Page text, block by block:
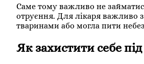
Саме тому важливо не
отруєння. Для лікаря важливо
тваринами або могла пити
Як захистити себе